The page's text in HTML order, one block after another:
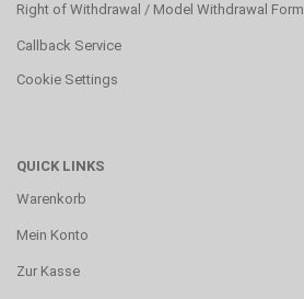
Right of Withdrawal / Model Withdrawal Form
Callback Service
Cookie Settings
QUICK LINKS
Warenkorb
Mein Konto
Zur Kasse